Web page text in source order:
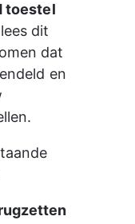
toestel
dit
dat
en